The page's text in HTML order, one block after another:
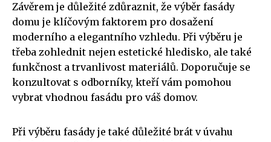
Závěrem je důležité zdůraznit, že výběr fasády
domu je klíčovým faktorem pro dosažení
moderního a elegantního vzhledu. Při výběru je
třeba zohlednit nejen estetické hledisko, ale také
funkčnost a trvanlivost materiálů. Doporučuje se
konzultovat s odborníky, kteří vám pomohou
vybrat vhodnou fasádu pro váš domov.
Při výběru fasády je také důležité brát v úvahu